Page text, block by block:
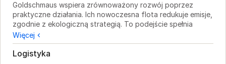
Goldschmaus wspiera zrównoważony rozwój poprzez
praktyczne działania. Ich nowoczesna flota redukuje emisje,
zgodnie z ekologiczną strategią. To podejście spełnia
standardy Regionalfenster-System, podkreślając
przejrzystość i jakość.
Więcej
Logistyka